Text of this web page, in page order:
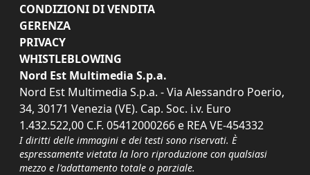
CONDIZIONI DI VENDITA
GERENZA
PRIVACY
WHISTLEBLOWING
Nord Est Multimedia S.p.a.
Nord Est Multimedia S.p.a. - Via Alessandro Poerio,
34, 30171 Venezia (VE). Cap. Soc. i.v. Euro
1.432.522,00 C.F. 05412000266 e REA VE-454332
I diritti delle immagini e dei testi sono riservati. È
espressamente vietata la loro riproduzione con qualsiasi
mezzo e l'adattamento totale o parziale.